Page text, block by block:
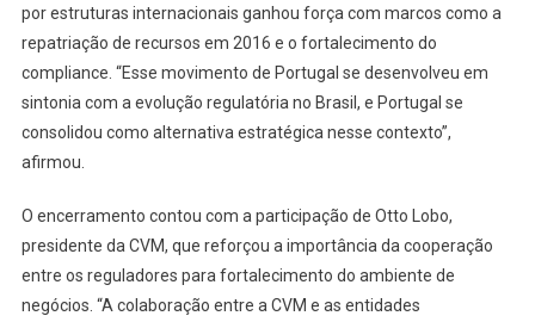
por estruturas internacionais ganhou força com marcos como a
repatriação de recursos em 2016 e o fortalecimento do
compliance. “Esse movimento de Portugal se desenvolveu em
sintonia com a evolução regulatória no Brasil, e Portugal se
consolidou como alternativa estratégica nesse contexto”,
afirmou.
O encerramento contou com a participação de Otto Lobo,
presidente da CVM, que reforçou a importância da cooperação
entre os reguladores para fortalecimento do ambiente de
negócios. “A colaboração entre a CVM e as entidades